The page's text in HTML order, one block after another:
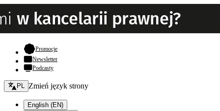
Promocje- otwiera się w nowej karcie
Newsletter
Podcasty
Zmień język - bieżący:
PL Zmień język strony
English (EN)